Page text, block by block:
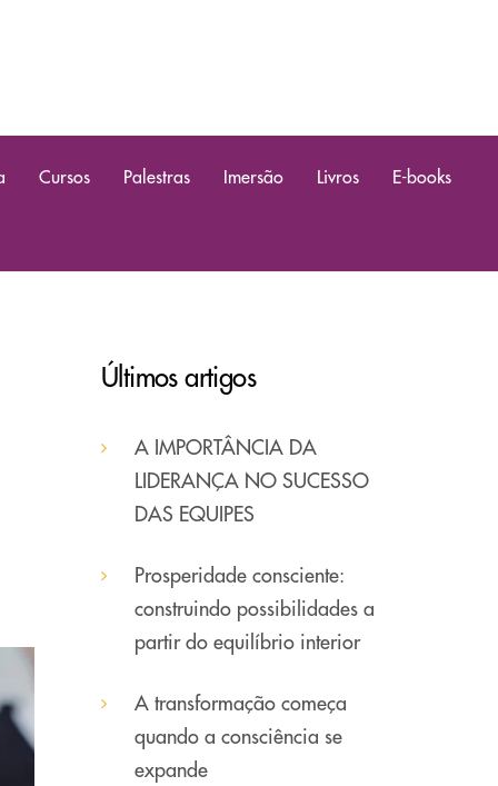
Cursos Palestras Imersão Livros E-books
Últimos artigos
A IMPORTÂNCIA DA
LIDERANÇA NO SUCESSO
DAS EQUIPES
Prosperidade consciente:
construindo possibilidades a
partir do equilíbrio interior
A transformação começa
quando a consciência se
expande